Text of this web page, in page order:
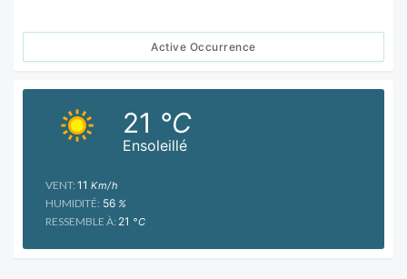
Active Occurrence
Ensoleillé
21 °C
VENT: 11 Km/h
HUMIDITÉ: 56 %
RESSEMBLE À: 21 °C